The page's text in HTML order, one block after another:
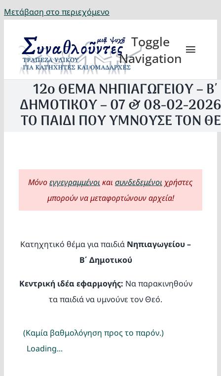
Μετάβαση στο περιεχόμενο
Toggle
Navigation
Θέματα
12ο ΘΕΜΑ ΝΗΠΙΑΓΩΓΕΙΟΥ – Β΄
ΔΗΜΟΤΙΚΟΥ – 07 & 08-02-
ΤΟ ΠΑΙΔΙ ΠΟΥ ΥΜΝΟΥΣΕ ΤΟΝ
Μόνοεγγεγραμμένοικαισυνδεδεμένοι χρήστες
μπορούν να μεταφορτώνουν αρχεία!
Κατηχητικό θέμα για παιδιά Νηπιαγωγείου –
Β΄ Δημοτικού
Κεντρική ιδέα εφαρμογής: Να παρακινηθούν
τα παιδιά να υμνούνε τον Θεό.
(Καμία βαθμολόγηση προς το παρόν.)
Loading...